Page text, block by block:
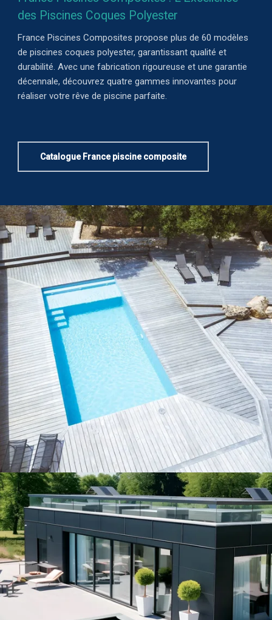
des Piscines Coques Polyester
France Piscines Composites propose plus de 60 modèles
de piscines coques polyester, garantissant qualité et
durabilité. Avec une fabrication rigoureuse et une garantie
décennale, découvrez quatre gammes innovantes pour
réaliser votre rêve de piscine parfaite.
Catalogue France piscine composite